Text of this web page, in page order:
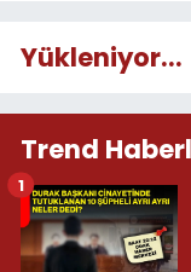
Yükleniyor...
Trend
1